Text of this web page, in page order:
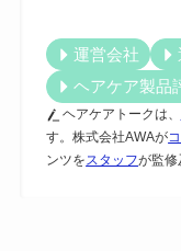
運営会社
ヘアケア製品
ヘアケアトークは、
す。株式会社AWAが
ンツを スタッフが監修